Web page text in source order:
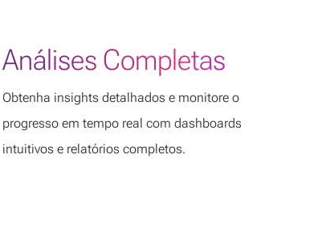
Análises Completas
Obtenha insights detalhados e monitore o
progresso em tempo real com dashboards
intuitivos e relatórios completos.